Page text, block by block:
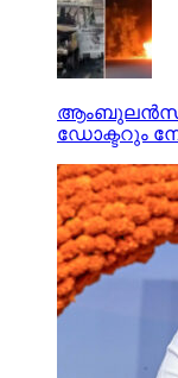
ഡോക്ടറും